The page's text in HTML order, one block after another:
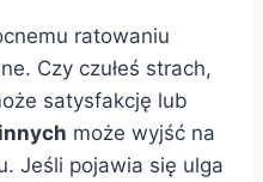
ratowaniu
Czy czułeś strach,
satysfakcję lub
może wyjść na
Jeśli pojawia się ulga